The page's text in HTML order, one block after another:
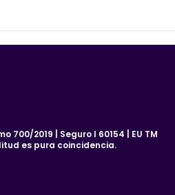
700/2019 | Seguro I 60154 | EU TM
es pura coincidencia.